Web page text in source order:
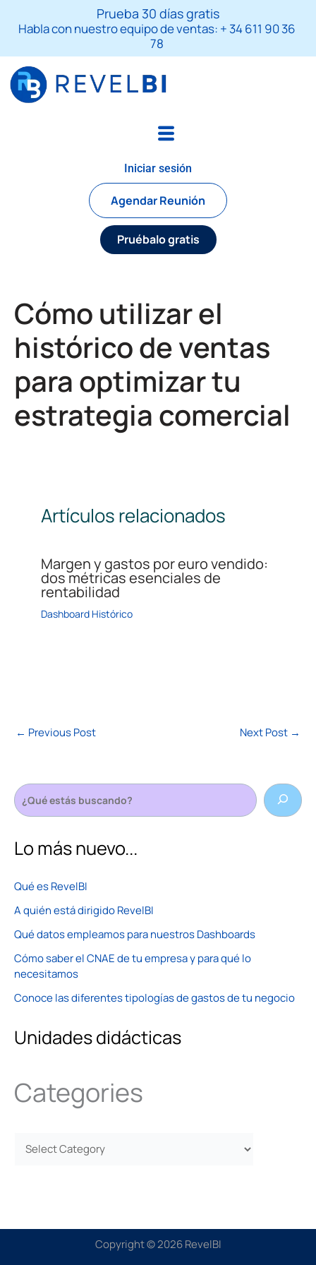
Prueba 30 días gratis
Habla con nuestro equipo de ventas: + 34 611 90 36
78
Iniciar sesión
Agendar Reunión
Pruébalo gratis
Cómo utilizar el
histórico de ventas
para optimizar tu
estrategia comercial
Artículos relacionados
Margen y gastos por euro vendido:
dos métricas esenciales de
rentabilidad
Dashboard Histórico
← Previous Post Next Post →
r
c
h
Lo más nuevo...
Qué es RevelBI
A quién está dirigido RevelBI
Qué datos empleamos para nuestros Dashboards
Cómo saber el CNAE de tu empresa y para qué lo
necesitamos
Conoce las diferentes tipologías de gastos de tu negocio
Unidades didácticas
Categories
Copyright © 2026 RevelBI